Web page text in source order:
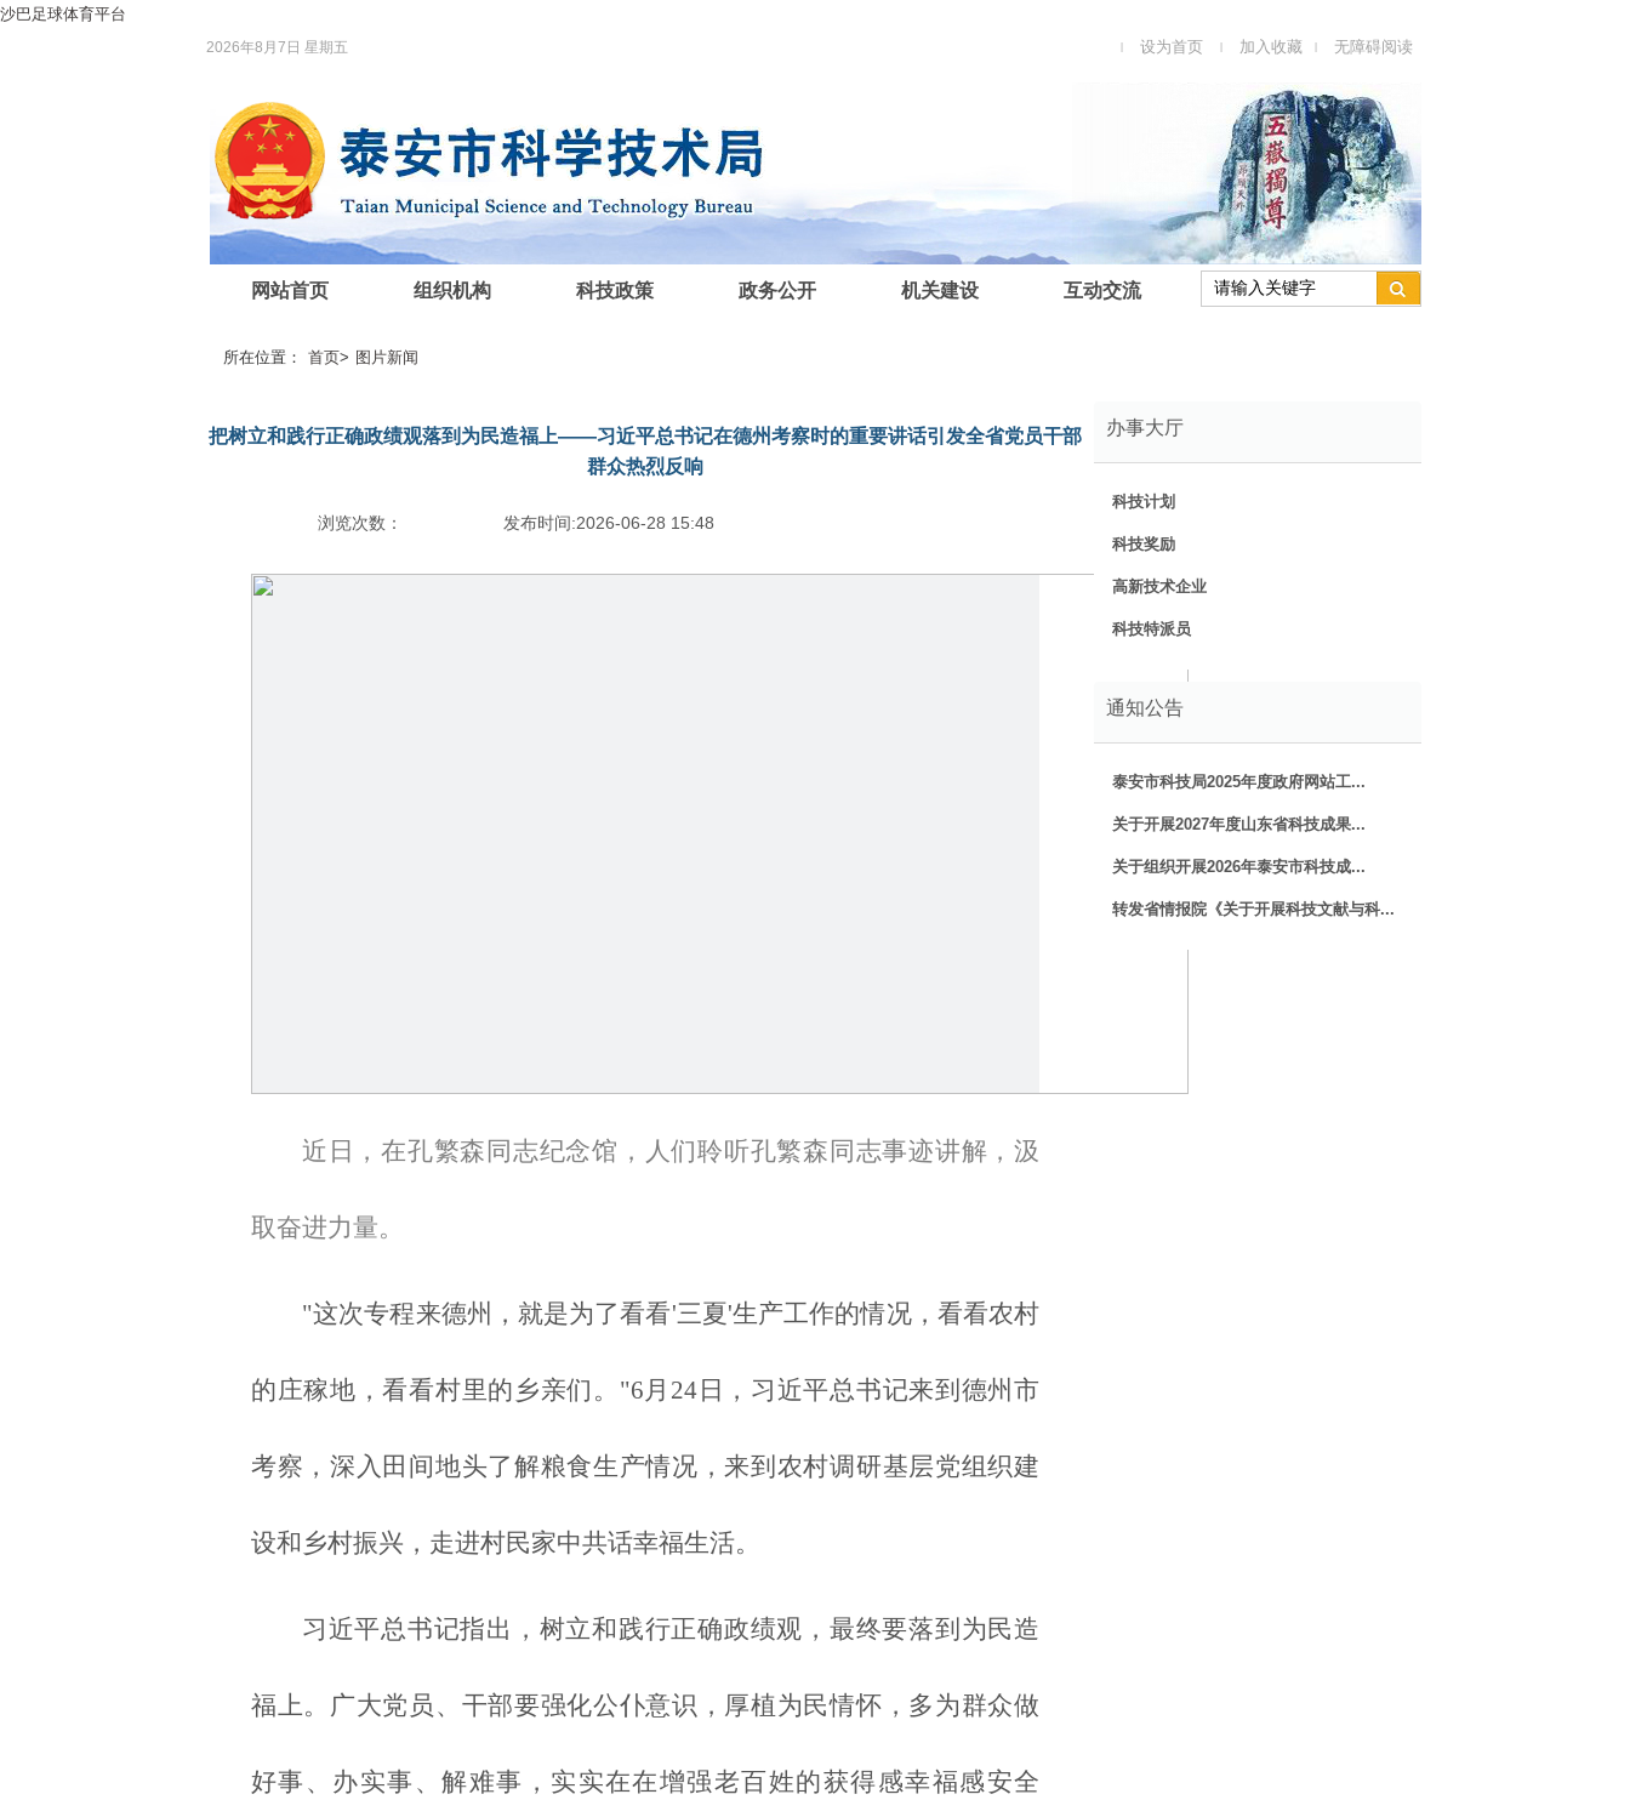
沙巴足球体育平台
2026年8月7日 星期五 设为首页 加入收藏 无障碍阅读
网站首页 组织机构 科技政策 政务公开 机关建设 互动交流
所在位置： 首页> 图片新闻
把树立和践行正确政绩观落到为民造福上——习近平总书记在德州考察时的重要讲话引发全省党员干部
群众热烈反响
浏览次数： 发布时间:2026-06-28 15:48
近日，在孔繁森同志纪念馆，人们聆听孔繁森同志事迹讲解，汲
取奋进力量。
"这次专程来德州，就是为了看看'三夏'生产工作的情况，看看农村
的庄稼地，看看村里的乡亲们。"6月24日，习近平总书记来到德州市
考察，深入田间地头了解粮食生产情况，来到农村调研基层党组织建
设和乡村振兴，走进村民家中共话幸福生活。
习近平总书记指出，树立和践行正确政绩观，最终要落到为民造
福上。广大党员、干部要强化公仆意识，厚植为民情怀，多为群众做
好事、办实事、解难事，实实在在增强老百姓的获得感幸福感安全
办事大厅
科技计划
科技奖励
高新技术企业
科技特派员
通知公告
泰安市科技局2025年度政府网站工...
关于开展2027年度山东省科技成果...
关于组织开展2026年泰安市科技成...
转发省情报院《关于开展科技文献与科...